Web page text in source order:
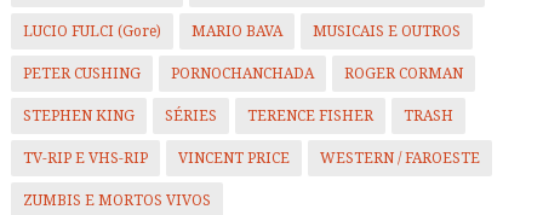
LUCIO FULCI (Gore) MARIO BAVA MUSICAIS E OUTROS
PETER CUSHING PORNOCHANCHADA ROGER CORMAN
STEPHEN KING SÉRIES TERENCE FISHER TRASH
TV-RIP E VHS-RIP VINCENT PRICE WESTERN / FAROESTE
ZUMBIS E MORTOS VIVOS